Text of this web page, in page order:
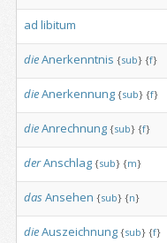
ad libitum
dieAnerkenntnis {sub} {f}
dieAnerkennung {sub} {f}
dieAnrechnung {sub} {f}
derAnschlag {sub} {m}
dasAnsehen {sub} {n}
dieAuszeichnung {sub} {f}